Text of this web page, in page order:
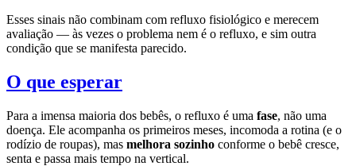
Esses sinais não combinam com refluxo fisiológico e merecem
avaliação — às vezes o problema nem é o refluxo, e sim outra
condição que se manifesta parecido.
O que esperar
Para a imensa maioria dos bebês, o refluxo é uma fase, não uma
doença. Ele acompanha os primeiros meses, incomoda a rotina (e o
rodízio de roupas), mas melhora sozinho conforme o bebê cresce,
senta e passa mais tempo na vertical.